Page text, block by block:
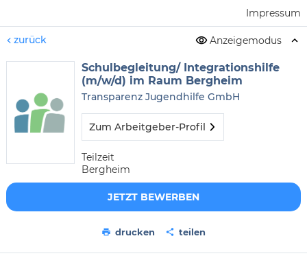
Impressum
zurück Anzeigemodus
Schulbegleitung/ Integrationshilfe
(m/w/d) im Raum Bergheim
Transparenz Jugendhilfe GmbH
Zum Arbeitgeber-Profil
Teilzeit
Bergheim
JETZT BEWERBEN
drucken teilen